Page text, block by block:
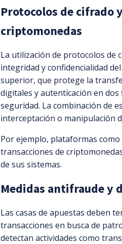
Protocolos de cifrado
criptomonedas
La utilización de protocolos de
integridad y confidencialidad
superior, que protege la
digitales y autenticación en dos
seguridad. La combinación de
interceptación o manipulación
Por ejemplo, plataformas
transacciones de
de sus sistemas.
Medidas antifraude y
Las casas de apuestas deben
transacciones en busca de
detectan actividades como